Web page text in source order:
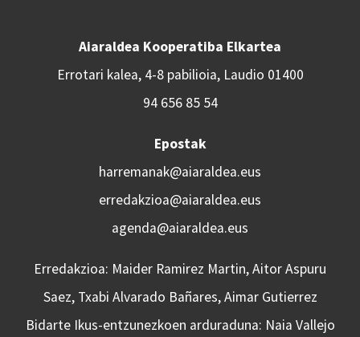
Aiaraldea Kooperatiba Elkartea
Errotari kalea, 4-8 pabilioia, Laudio 01400
94 656 85 54
Epostak
harremanak@aiaraldea.eus
erredakzioa@aiaraldea.eus
agenda@aiaraldea.eus
Erredakzioa: Maider Ramirez Martin, Aitor Aspuru
Saez, Txabi Alvarado Bañares, Aimar Gutierrez
Bidarte Ikus-entzunezkoen arduraduna: Naia Vallejo